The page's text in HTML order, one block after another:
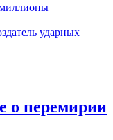
миллионы
ударных
о перемирии